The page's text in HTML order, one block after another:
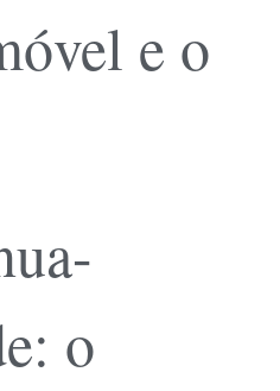
e o
o